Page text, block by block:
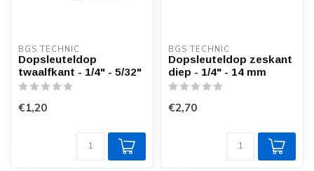
BGS TECHNIC
Dopsleuteldop
twaalfkant - 1/4" - 5/32"
€1,20
BGS TECHNIC
Dopsleuteldop zeskant
diep - 1/4" - 14 mm
€2,70